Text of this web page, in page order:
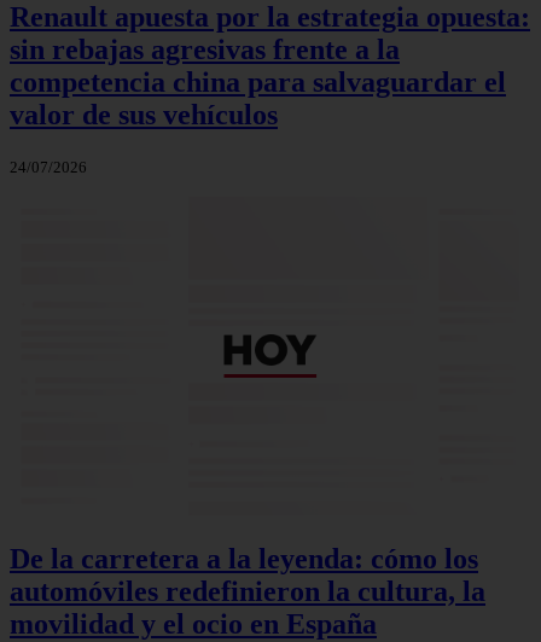
Renault apuesta por la estrategia opuesta:
sin rebajas agresivas frente a la
competencia china para salvaguardar el
valor de sus vehículos
24/07/2026
De la carretera a la leyenda: cómo los
automóviles redefinieron la cultura, la
movilidad y el ocio en España